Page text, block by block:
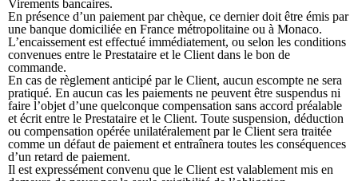
Virements bancaires.
En présence d’un paiement par chèque, ce dernier doit être émis par
une banque domiciliée en France métropolitaine ou à Monaco.
L’encaissement est effectué immédiatement, ou selon les conditions
convenues entre le Prestataire et le Client dans le bon de
commande.
En cas de règlement anticipé par le Client, aucun escompte ne sera
pratiqué. En aucun cas les paiements ne peuvent être suspendus ni
faire l’objet d’une quelconque compensation sans accord préalable
et écrit entre le Prestataire et le Client. Toute suspension, déduction
ou compensation opérée unilatéralement par le Client sera traitée
comme un défaut de paiement et entraînera toutes les conséquences
d’un retard de paiement.
Il est expressément convenu que le Client est valablement mis en